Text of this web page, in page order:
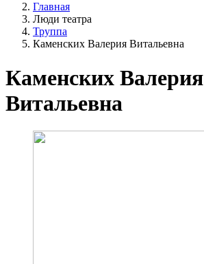
Главная
Люди театра
Труппа
Каменских Валерия Витальевна
Каменских Валерия
Витальевна